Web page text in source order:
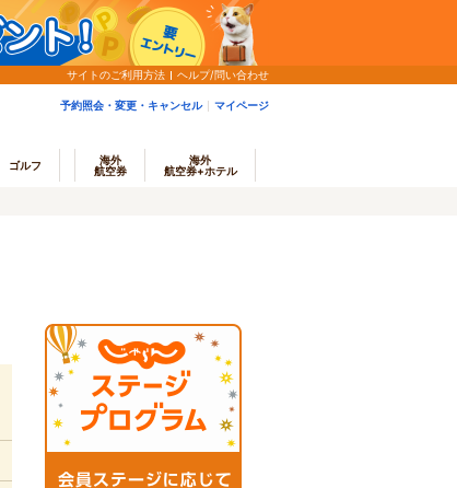
サイトのご利用方法 ヘルプ/問い合わせ
予約照会・変更・キャンセル マイページ
ゴルフ
海外
航空券
海外
航空券+ホテル